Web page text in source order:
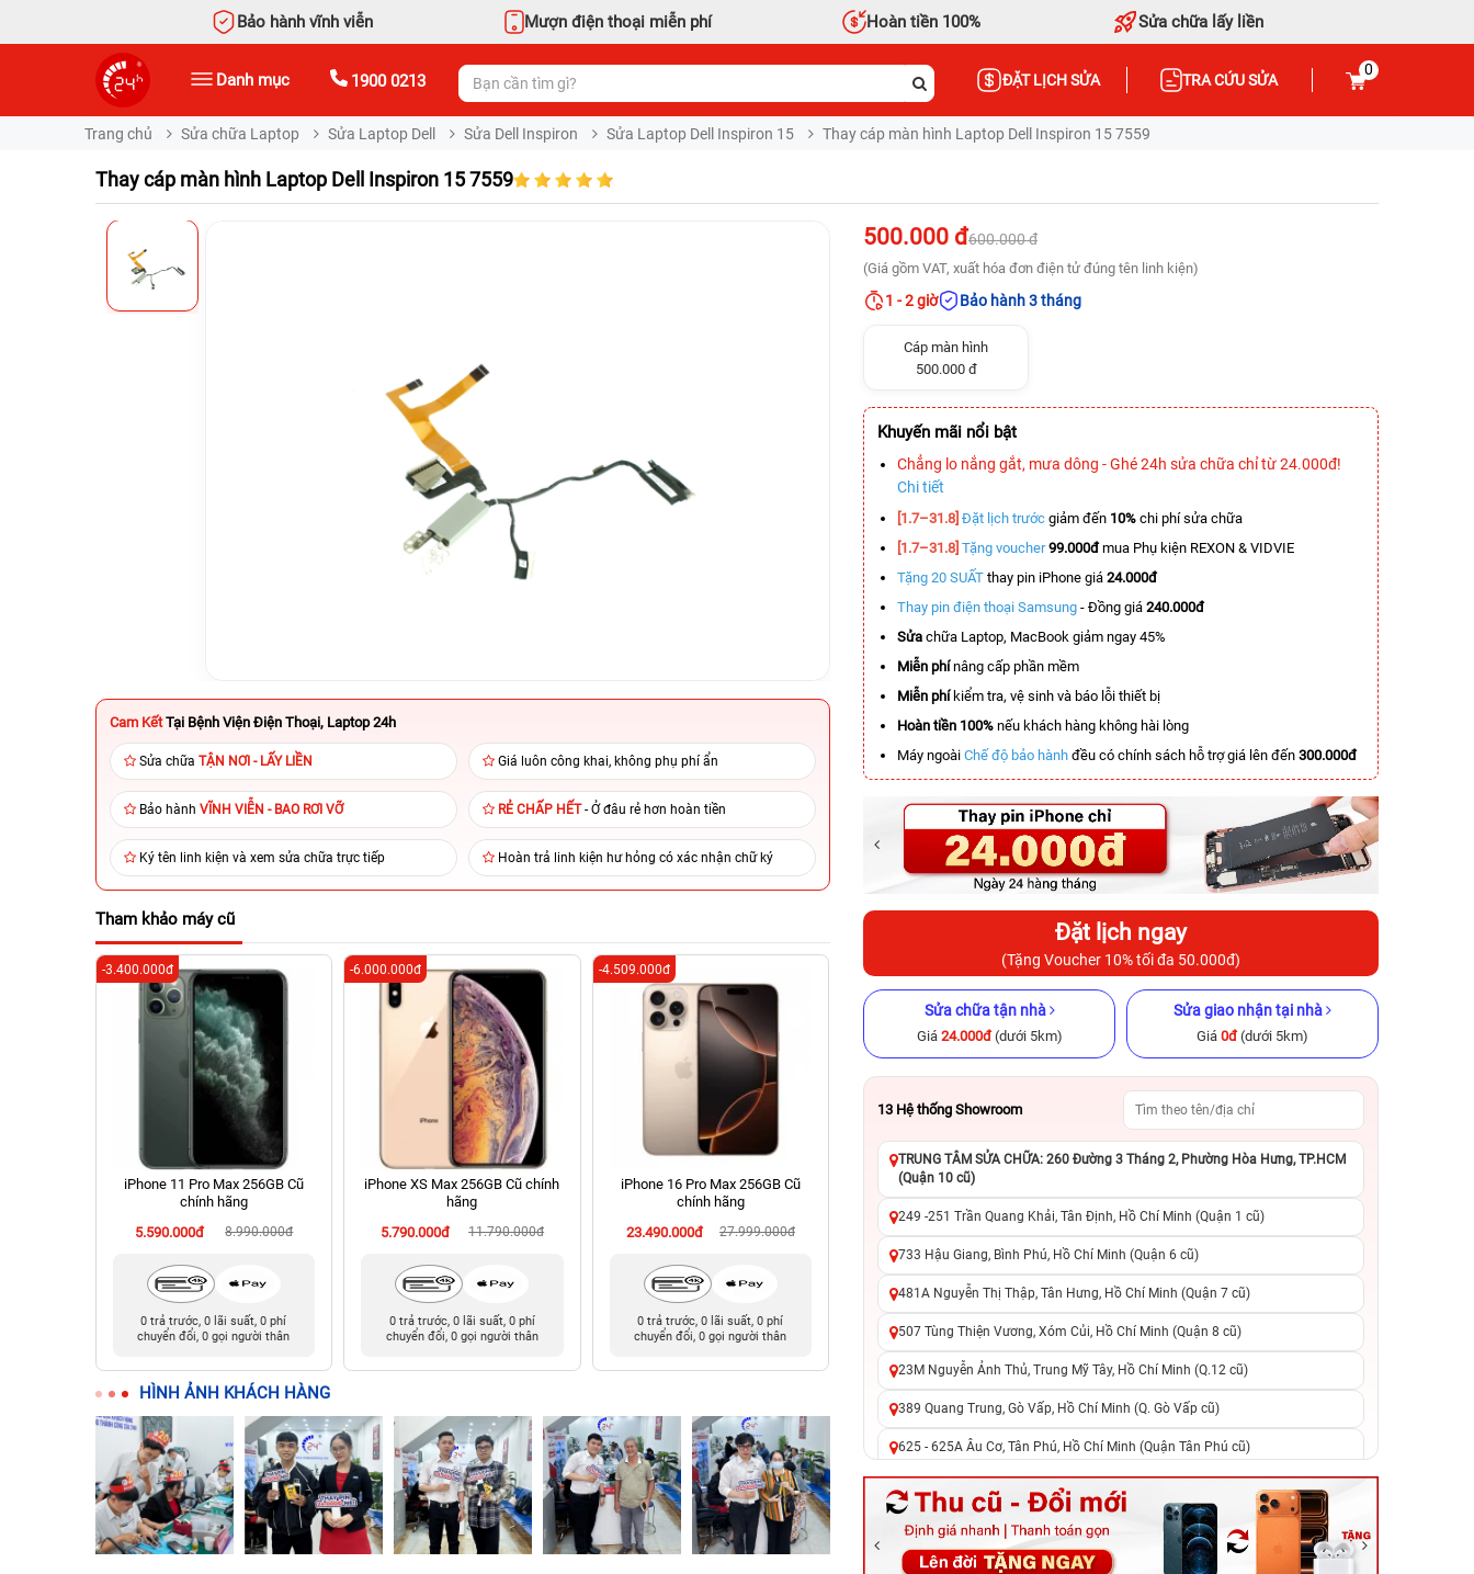
Bảo hành vĩnh viễn Mượn điện thoại miễn phí Hoàn tiền 100% Sửa chữa lấy liền
Danh mục 1900 0213 ĐẶT LỊCH SỬA TRA CỨU SỬA
0
Trang chủ Sửa chữa Laptop Sửa Laptop Dell Sửa Dell Inspiron Sửa Laptop Dell Inspiron 15 Thay cáp màn hình Laptop Dell Inspiron 15 7559
Thay cáp màn hình Laptop Dell Inspiron 15 7559
Cam Kết Tại Bệnh Viện Điện Thoại, Laptop 24h
Sửa chữa TẬN NƠI - LẤY LIỀN Giá luôn công khai, không phụ phí ẩn
Bảo hành VĨNH VIỄN - BAO RƠI VỠ RẺ CHẤP HẾT- Ở đâu rẻ hơn hoàn tiền
Ký tên linh kiện và xem sửa chữa trực tiếp Hoàn trả linh kiện hư hỏng có xác nhận chữ ký
Tham khảo máy cũ
iPhone 11 Pro Max 256GB Cũ
chính hãng
5.590.000đ
8.990.000đ
-3.400.000đ
0 trả trước, 0 lãi suất, 0 phí
chuyển đổi, 0 gọi người thân
iPhone XS Max 256GB Cũ chính
hãng
5.790.000đ
11.790.000đ
-6.000.000đ
0 trả trước, 0 lãi suất, 0 phí
chuyển đổi, 0 gọi người thân
iPhone 16 Pro Max 256GB Cũ
chính hãng
23.490.000đ
27.999.000đ
-4.509.000đ
0 trả trước, 0 lãi suất, 0 phí
chuyển đổi, 0 gọi người thân
iPhone 13 Pro Max 128GB Cũ
chính hãng
9.490.000đ
14.990.000đ
-5.500.000đ
chuyển đổi, 0 gọi người thân
hãng
11.990.000đ
15.990.000đ
-4.000.000đ
chuyển đổi, 0 gọi người thân
-4.100.000đ
HÌNH ẢNH KHÁCH HÀNG
500.000 đ600.000 đ
(Giá gồm VAT, xuất hóa đơn điện tử đúng tên linh kiện)
1 - 2 giờ Bảo hành 3 tháng
Cáp màn hình
500.000 đ
Khuyến mãi nổi bật
Chẳng lo nắng gắt, mưa dông - Ghé 24h sửa chữa chỉ từ 24.000đ!
Chi tiết
[1.7–31.8] Đặt lịch trước giảm đến 10% chi phí sửa chữa
[1.7–31.8] Tặng voucher 99.000đmua Phụ kiện REXON & VIDVIE
Tặng 20 SUẤT thay pin iPhone giá 24.000đ
Thay pin điện thoại Samsung - Đồng giá 240.000đ
Sửa chữa Laptop, MacBook giảm ngay 45%
Miễn phínâng cấp phần mềm
Miễn phíkiểm tra, vệ sinh và báo lỗi thiết bị
Hoàn tiền 100% nếu khách hàng không hài lòng
Máy ngoài Chế độ bảo hành đều có chính sách hỗ trợ giá lên đến 300.000đ
Đặt lịch ngay
(Tặng Voucher 10% tối đa 50.000đ)
Sửa chữa tận nhà
Giá 24.000đ(dưới 5km)
Sửa giao nhận tại nhà
Giá 0đ(dưới 5km)
13 Hệ thống Showroom
TRUNG TÂM SỬA CHỮA: 260 Đường 3 Tháng 2, Phường Hòa Hưng, TP.HCM
(Quận 10 cũ)
249 -251 Trần Quang Khải, Tân Định, Hồ Chí Minh (Quận 1 cũ)
733 Hậu Giang, Bình Phú, Hồ Chí Minh (Quận 6 cũ)
481A Nguyễn Thị Thập, Tân Hưng, Hồ Chí Minh (Quận 7 cũ)
507 Tùng Thiện Vương, Xóm Củi, Hồ Chí Minh (Quận 8 cũ)
23M Nguyễn Ảnh Thủ, Trung Mỹ Tây, Hồ Chí Minh (Q.12 cũ)
389 Quang Trung, Gò Vấp, Hồ Chí Minh (Q. Gò Vấp cũ)
625 - 625A Âu Cơ, Tân Phú, Hồ Chí Minh (Quận Tân Phú cũ)
326 Lê Văn Việt, Tăng Nhơn Phú, Hồ Chí Minh (Q.9 TP. Thủ Đức cũ)
256 Võ Văn Ngân, Thủ Đức, Hồ Chí Minh (Bình Thọ, TP. Thủ Đức Cũ)
70 Nguyễn An Ninh, Dĩ An, Hồ Chí Minh (Bình Dương Cũ)